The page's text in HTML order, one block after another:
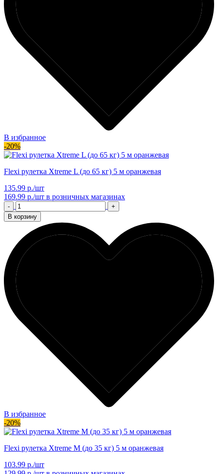
В избранное
-20%
Flexi рулетка Xtreme L (до 65 кг) 5 м оранжевая
135.99 р./шт
169.99 р./шт в розничных магазинах
-
+
В корзину
В избранное
-20%
Flexi рулетка Xtreme M (до 35 кг) 5 м оранжевая
103.99 р./шт